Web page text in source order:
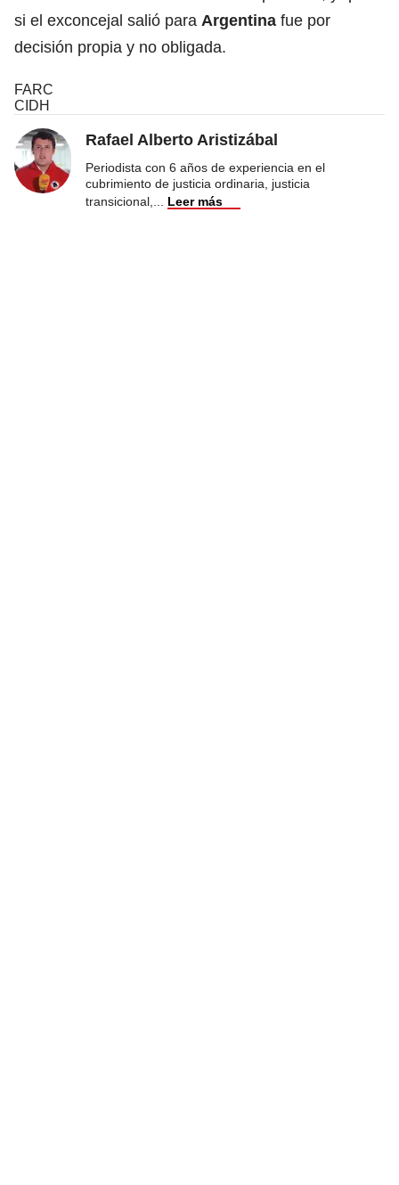
si el exconcejal salió para Argentina fue por
decisión propia y no obligada.
FARC
CIDH
Rafael Alberto Aristizábal
Periodista con 6 años de experiencia en el
cubrimiento de justicia ordinaria, justicia
transicional,
Leer más